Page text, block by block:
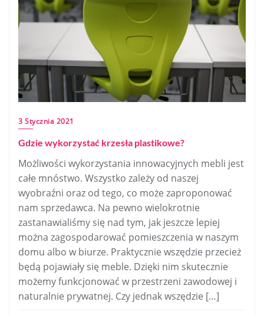
3 Stycznia 2021
Gdzie wykorzystać krzesła plastikowe?
Możliwości wykorzystania innowacyjnych mebli jest
całe mnóstwo. Wszystko zależy od naszej
wyobraźni oraz od tego, co może zaproponować
nam sprzedawca. Na pewno wielokrotnie
zastanawialiśmy się nad tym, jak jeszcze lepiej
można zagospodarować pomieszczenia w naszym
domu albo w biurze. Praktycznie wszędzie przecież
będą pojawiały się meble. Dzięki nim skutecznie
możemy funkcjonować w przestrzeni zawodowej i
naturalnie prywatnej. Czy jednak wszędzie […]